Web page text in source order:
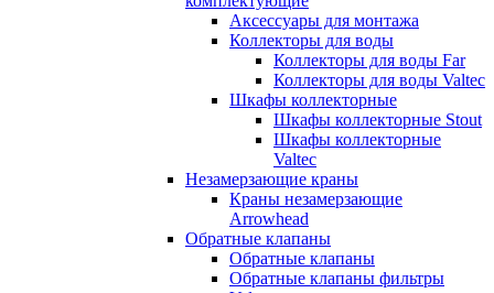
Аксессуары для монтажа
Коллекторы для воды
Коллекторы для воды Far
Коллекторы для воды Valtec
Шкафы коллекторные
Шкафы коллекторные Stout
Шкафы коллекторные
Valtec
Незамерзающие краны
Краны незамерзающие
Arrowhead
Обратные клапаны
Обратные клапаны
Обратные клапаны фильтры